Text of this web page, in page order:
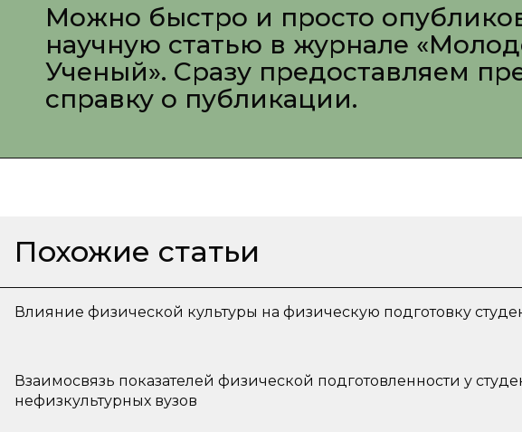
Можно быстро и просто
научную статью в журнале
Ученый». Сразу предоставляем
справку о публикации.
Похожие статьи
Влияние физической культуры на физическую подготовку
Взаимосвязь показателей физической подготовленности у
нефизкультурных вузов